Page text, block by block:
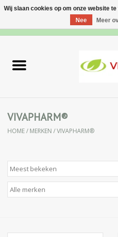
Lichaamsverzorging
Specialiteiten
Natuurlijke Kruiden
Apotheek
VIVAPHARM®
HOME/ MERKEN /VIVAPHARM®
Wij slaan cookies op om onze website
Nee
Meer